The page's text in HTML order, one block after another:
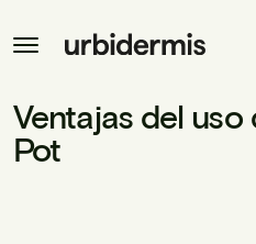
Ventajas del uso
Pot